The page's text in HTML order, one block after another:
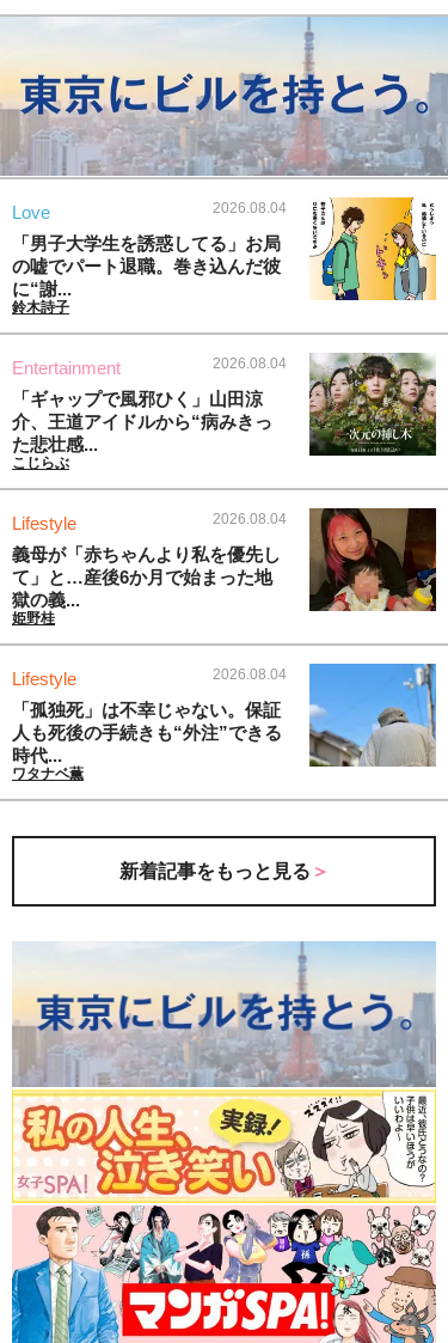
Love 2026.08.04
「男子大学生を誘惑してる」お局
の嘘でパート退職。巻き込んだ彼
に“謝...
鈴木詩子
Entertainment 2026.08.04
「ギャップで風邪ひく」山田涼
介、王道アイドルから“病みきっ
た悲壮感...
こじらぶ
Lifestyle 2026.08.04
義母が「赤ちゃんより私を優先し
て」と…産後6か月で始まった地
獄の義...
姫野桂
Lifestyle 2026.08.04
「孤独死」は不幸じゃない。保証
人も死後の手続きも“外注”できる
時代...
ワタナベ薫
新着記事をもっと見る